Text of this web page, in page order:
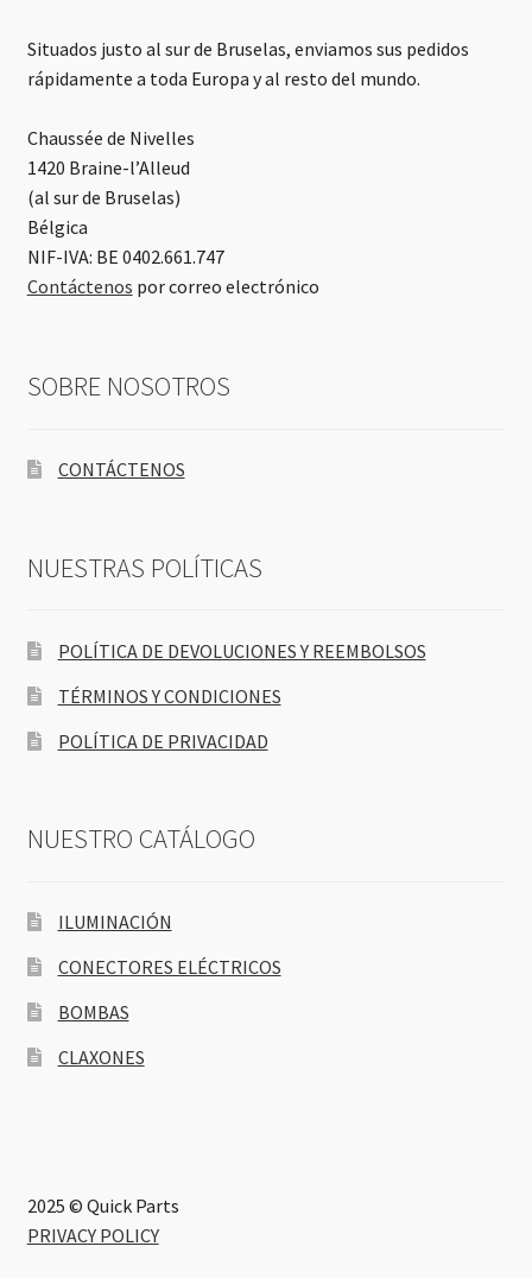
Situados justo al sur de Bruselas, enviamos sus pedidos
rápidamente a toda Europa y al resto del mundo.
Chaussée de Nivelles
1420 Braine-l’Alleud
(al sur de Bruselas)
Bélgica
NIF-IVA: BE 0402.661.747
Contáctenos por correo electrónico
SOBRE NOSOTROS
CONTÁCTENOS
NUESTRAS POLÍTICAS
POLÍTICA DE DEVOLUCIONES Y REEMBOLSOS
TÉRMINOS Y CONDICIONES
POLÍTICA DE PRIVACIDAD
NUESTRO CATÁLOGO
ILUMINACIÓN
CONECTORES ELÉCTRICOS
BOMBAS
CLAXONES
2025 © Quick Parts
PRIVACY POLICY